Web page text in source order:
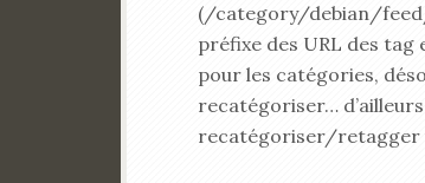
(/category/debian/
préfixe des URL des
pour les catégories,
recatégoriser…
recatégoriser/retagger